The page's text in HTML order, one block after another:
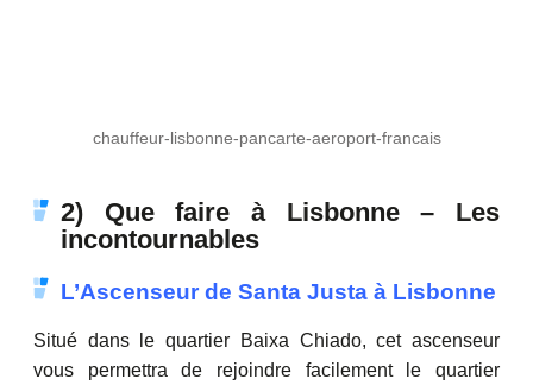
chauffeur-lisbonne-pancarte-aeroport-francais
2) Que faire à Lisbonne – Les
incontournables
L’Ascenseur de Santa Justa à Lisbonne
Situé dans le quartier Baixa Chiado, cet ascenseur
vous permettra de rejoindre facilement le quartier